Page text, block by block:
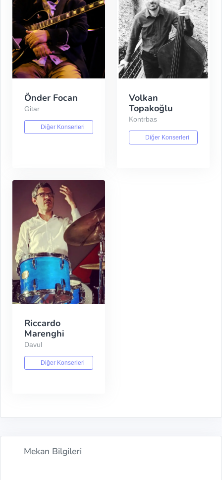
Önder Focan
Gitar
Diğer Konserleri
Volkan
Topakoğlu
Kontrbas
Diğer Konserleri
Riccardo
Marenghi
Davul
Diğer Konserleri
Mekan Bilgileri